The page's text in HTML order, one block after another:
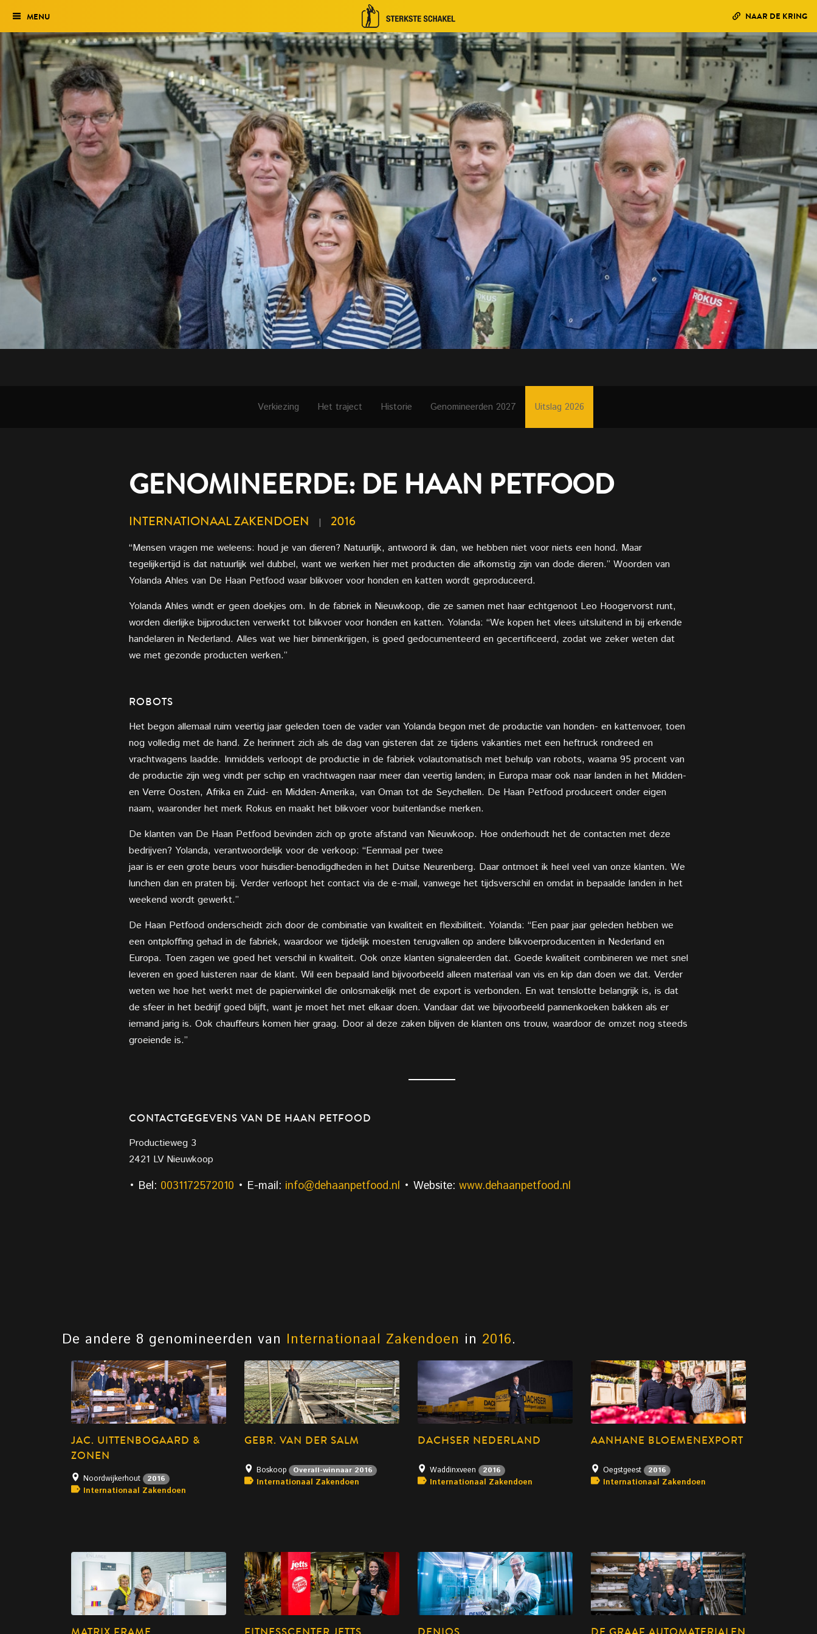
Verkiezing
Het traject
Historie
Genomineerden 2027
Uitslag 2026
MENU NAAR DE KRING
Verkiezing Het traject Historie Genomineerden 2027 Uitslag 2026
GENOMINEERDE: DE HAAN PETFOOD
INTERNATIONAAL ZAKENDOEN | 2016
“Mensen vragen me weleens: houd je van dieren? Natuurlijk, antwoord ik dan, we hebben niet voor niets een hond. Maar
tegelijkertijd is dat natuurlijk wel dubbel, want we werken hier met producten die afkomstig zijn van dode dieren.” Woorden van
Yolanda Ahles van De Haan Petfood waar blikvoer voor honden en katten wordt geproduceerd.
Yolanda Ahles windt er geen doekjes om. In de fabriek in Nieuwkoop, die ze samen met haar echtgenoot Leo Hoogervorst runt,
worden dierlijke bijproducten verwerkt tot blikvoer voor honden en katten. Yolanda: “We kopen het vlees uitsluitend in bij erkende
handelaren in Nederland. Alles wat we hier binnenkrijgen, is goed gedocumenteerd en gecertificeerd, zodat we zeker weten dat
we met gezonde producten werken.”
ROBOTS
Het begon allemaal ruim veertig jaar geleden toen de vader van Yolanda begon met de productie van honden- en kattenvoer, toen
nog volledig met de hand. Ze herinnert zich als de dag van gisteren dat ze tijdens vakanties met een heftruck rondreed en
vrachtwagens laadde. Inmiddels verloopt de productie in de fabriek volautomatisch met behulp van robots, waarna 95 procent van
de productie zijn weg vindt per schip en vrachtwagen naar meer dan veertig landen; in Europa maar ook naar landen in het Midden-
en Verre Oosten, Afrika en Zuid- en Midden-Amerika, van Oman tot de Seychellen. De Haan Petfood produceert onder eigen
naam, waaronder het merk Rokus en maakt het blikvoer voor buitenlandse merken.
De klanten van De Haan Petfood bevinden zich op grote afstand van Nieuwkoop. Hoe onderhoudt het de contacten met deze
bedrijven? Yolanda, verantwoordelijk voor de verkoop: “Eenmaal per twee
jaar is er een grote beurs voor huisdier-benodigdheden in het Duitse Neurenberg. Daar ontmoet ik heel veel van onze klanten. We
lunchen dan en praten bij. Verder verloopt het contact via de e-mail, vanwege het tijdsverschil en omdat in bepaalde landen in het
weekend wordt gewerkt.”
De Haan Petfood onderscheidt zich door de combinatie van kwaliteit en flexibiliteit. Yolanda: “Een paar jaar geleden hebben we
een ontploffing gehad in de fabriek, waardoor we tijdelijk moesten terugvallen op andere blikvoerproducenten in Nederland en
Europa. Toen zagen we goed het verschil in kwaliteit. Ook onze klanten signaleerden dat. Goede kwaliteit combineren we met snel
leveren en goed luisteren naar de klant. Wil een bepaald land bijvoorbeeld alleen materiaal van vis en kip dan doen we dat. Verder
weten we hoe het werkt met de papierwinkel die onlosmakelijk met de export is verbonden. En wat tenslotte belangrijk is, is dat
de sfeer in het bedrijf goed blijft, want je moet het met elkaar doen. Vandaar dat we bijvoorbeeld pannenkoeken bakken als er
iemand jarig is. Ook chauffeurs komen hier graag. Door al deze zaken blijven de klanten ons trouw, waardoor de omzet nog steeds
groeiende is.”
CONTACTGEGEVENS VAN DE HAAN PETFOOD
Productieweg 3
2421 LV Nieuwkoop
• Bel: 0031172572010 • E-mail: info@dehaanpetfood.nl • Website: www.dehaanpetfood.nl
De andere 8 genomineerden van Internationaal Zakendoen in 2016.
JAC. UITTENBOGAARD &
ZONEN
Noordwijkerhout 2016
Internationaal Zakendoen
GEBR. VAN DER SALM
Boskoop Overall-winnaar 2016
Internationaal Zakendoen
DACHSER NEDERLAND
Waddinxveen 2016
Internationaal Zakendoen
AANHANE BLOEMENEXPORT
Oegstgeest 2016
Internationaal Zakendoen